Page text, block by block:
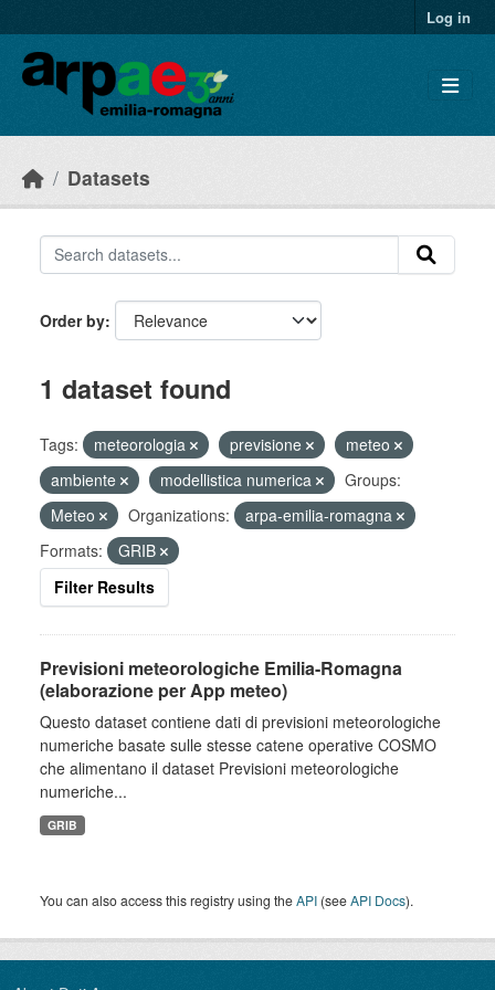
Log in
Datasets
Order by
1 dataset found
Tags: meteorologia previsione
meteo
ambiente
modellistica numerica
Groups:
Meteo
Organizations:
arpa-emilia-romagna
Formats:
GRIB
Filter Results
Previsioni meteorologiche Emilia-Romagna
(elaborazione per App meteo)
Questo dataset contiene dati di previsioni meteorologiche
numeriche basate sulle stesse catene operative COSMO
che alimentano il dataset Previsioni meteorologiche
numeriche...
GRIB
You can also access this registry using theAPI (seeAPI Docs).